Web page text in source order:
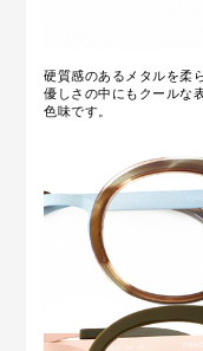
硬質感のあるメタルを柔
優しさの中にもクールな
色味です。